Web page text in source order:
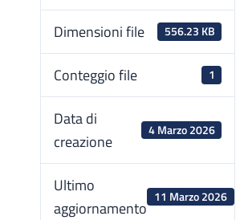
Dimensioni file 556.23 KB
Conteggio file 1
Data di
creazione
4 Marzo 2026
Ultimo
aggiornamento
11 Marzo 2026